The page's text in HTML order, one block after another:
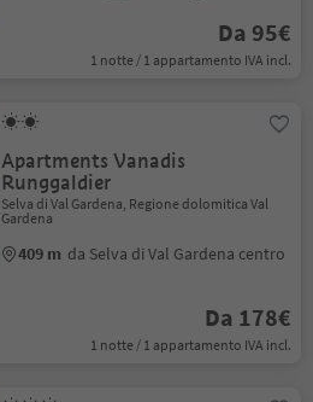
Da 95€
1 notte / 1 appartamento IVA incl.
Apartments Vanadis
Runggaldier
Selva di Val Gardena, Regione dolomitica Val
Gardena
409 m da Selva di Val Gardena centro
Da 178€
1 notte / 1 appartamento IVA incl.